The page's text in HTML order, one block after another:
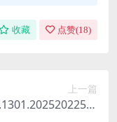
收藏 点赞(18)
上一篇
高